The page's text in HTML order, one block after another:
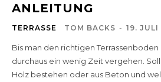
ANLEITUNG
TERRASSE TOM BACKS - 19.
Bis man den richtigen
durchaus ein wenig Zeit vergehen.
Holz bestehen oder aus Beton und